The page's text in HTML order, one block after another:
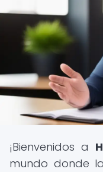
¡Bienvenidos a
mundo donde